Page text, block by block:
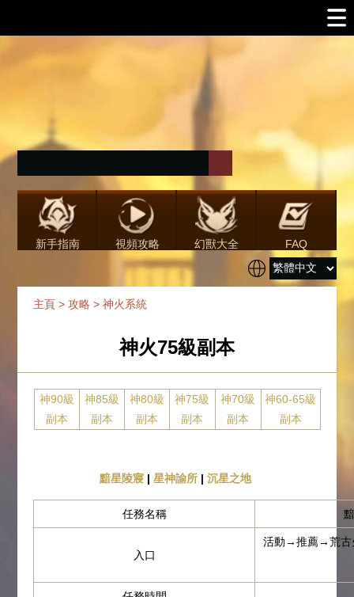
新手指南 視頻攻略 幻獸大全 FAQ
主頁 >攻略 >神火系統
神火75級副本
神90級
副本
神85級
副本
神80級
副本
神75級
副本
神70級
副本
神60-65級
副本
黯星陵寢 | 星神諭所 | 沉星之地
任務名稱
入口
活動→推薦→荒